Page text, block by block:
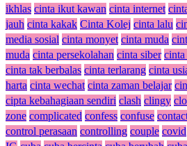
ikhlas cinta ikut kawan cinta internet
jauh cinta kakak Cinta Kolej cinta lalu
media sosial cinta monyet cinta muda
muda cinta persekolahan cinta siber cinta
cinta tak berbalas cinta terlarang cinta
harta cinta wechat cinta zaman belajar
cipta kebahagiaan sendiri clash clingy
zone complicated confess confuse
control perasaan controlling couple covid